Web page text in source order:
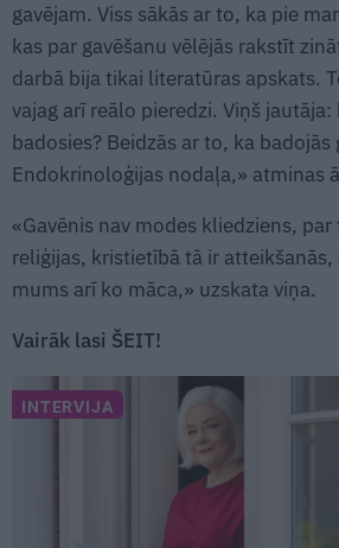
gavējam. Viss sākās ar to, ka pie
kas par gavēšanu vēlējās rakstīt
darbā bija tikai literatūras apskats.
vajag arī reālo pieredzi. Viņš
badosies? Beidzās ar to, ka badojās
Endokrinoloģijas nodaļa,» atminas
«Gavēnis nav modes kliedziens, par
reliģijas, kristietībā tā ir
mums arī ko māca,» uzskata viņa.
Vairāk lasi ŠEIT!
INTERVIJA